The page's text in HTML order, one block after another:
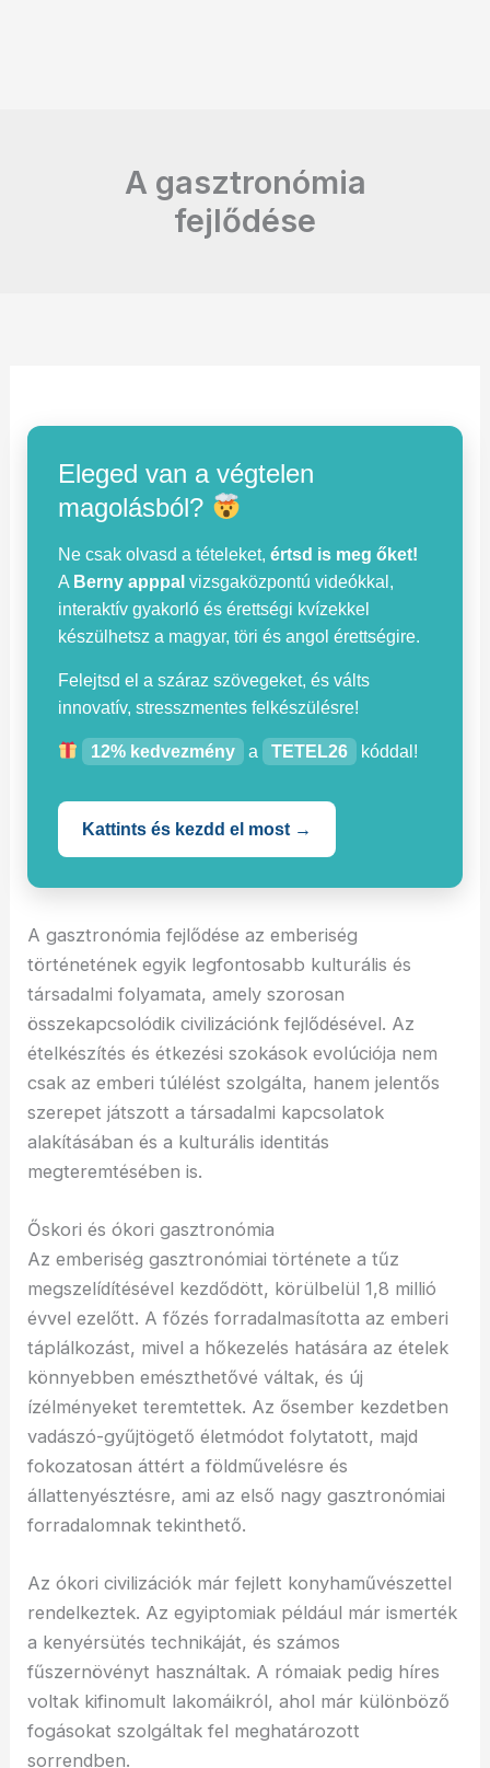
A gasztronómia
fejlődése
Eleged van a végtelen
magolásból?
Ne csak olvasd a tételeket,értsd is meg őket!
A Berny apppal vizsgaközpontú videókkal,
interaktív gyakorló és érettségi kvízekkel
készülhetsz a magyar, töri és angol érettségire.
Felejtsd el a száraz szövegeket, és válts
innovatív, stresszmentes felkészülésre!
12% kedvezmény a TETEL26 kóddal!
Kattints és kezdd el most →
A gasztronómia fejlődése az emberiség
történetének egyik legfontosabb kulturális és
társadalmi folyamata, amely szorosan
összekapcsolódik civilizációnk fejlődésével. Az
ételkészítés és étkezési szokások evolúciója nem
csak az emberi túlélést szolgálta, hanem jelentős
szerepet játszott a társadalmi kapcsolatok
alakításában és a kulturális identitás
megteremtésében is.
Őskori és ókori gasztronómia
Az emberiség gasztronómiai története a tűz
megszelídítésével kezdődött, körülbelül 1,8 millió
évvel ezelőtt. A főzés forradalmasította az emberi
táplálkozást, mivel a hőkezelés hatására az ételek
könnyebben emészthetővé váltak, és új
ízélményeket teremtettek. Az ősember kezdetben
vadászó-gyűjtögető életmódot folytatott, majd
fokozatosan áttért a földművelésre és
állattenyésztésre, ami az első nagy gasztronómiai
forradalomnak tekinthető.
Az ókori civilizációk már fejlett konyhaművészettel
rendelkeztek. Az egyiptomiak például már ismerték
a kenyérsütés technikáját, és számos
fűszernövényt használtak. A rómaiak pedig híres
voltak kifinomult lakomáikról, ahol már különböző
fogásokat szolgáltak fel meghatározott
sorrendben.